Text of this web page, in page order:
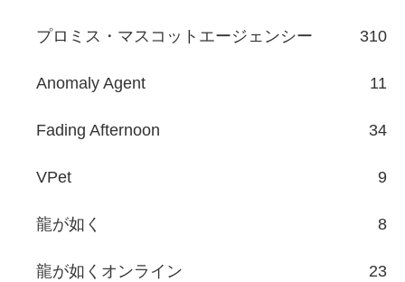
プロミス・マスコットエージェンシー 310
Anomaly Agent 11
Fading Afternoon 34
VPet 9
龍が如く 8
龍が如くオンライン 23